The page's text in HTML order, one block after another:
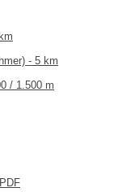
- 5 km
/ 1.500 m